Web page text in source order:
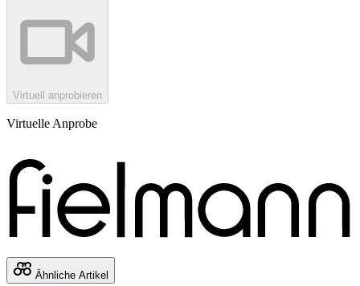
Virtuell anprobieren
Virtuelle Anprobe
Ähnliche Artikel